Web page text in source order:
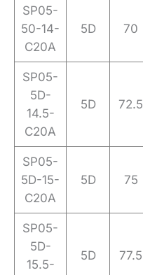
SP05-
50-14-
C20A
5D 70
SP05-
5D-
14.5-
C20A
5D 72.5
SP05-
5D-15-
C20A
5D 75
SP05-
5D-
15.5-
5D 77.5